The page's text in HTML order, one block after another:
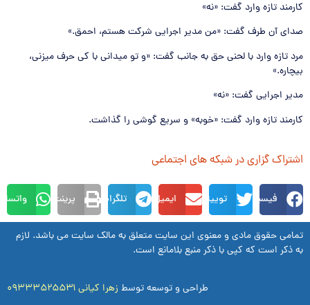
كارمند تازه وارد گفت: «نه»
صدای آن طرف گفت: «من مدیر اجرایی شركت هستم، احمق.»
مرد تازه وارد با لحنی حق به جانب گفت: «و تو میدانی با كی حرف میزنی،
بیچاره.»
مدیر اجرایی گفت: «نه»
كارمند تازه وارد گفت: «خوبه» و سریع گوشی را گذاشت.
اشتراک گزاری در شبکه های اجتماعی
فیسبوک توییتر ایمیل تلگرام پرینت
تمامی حقوق مادی و معنوی این سایت متعلق به مالک سایت می باشد. لازم
به ذکر است که کپی با ذکر منبع بلامانع است.
طراحی و توسعه توسط زهرا کیانی ۰۹۳۳۳۵۲۵۵۳۱